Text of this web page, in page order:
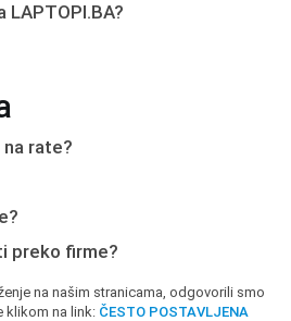
LAPTOPI.BA?
rate?
preko firme?
na našim stranicama, odgovorili smo
klikom na link: ČESTO POSTAVLJENA